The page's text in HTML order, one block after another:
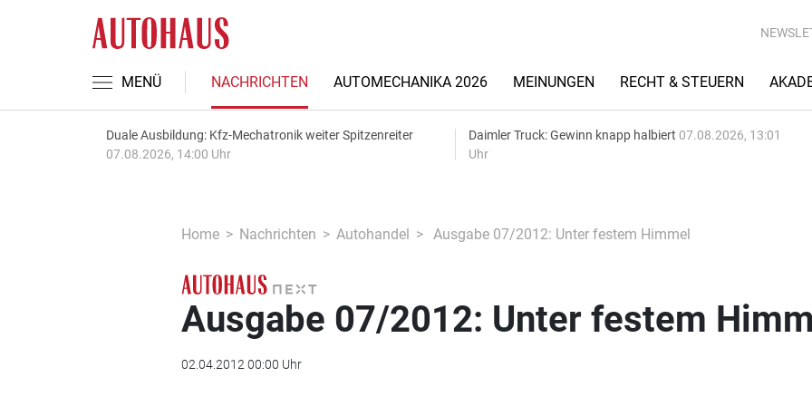
MENÜ NACHRICHTEN AUTOMECHANIKA 2026 MEINUNGEN RECHT & STEUERN
Duale Ausbildung: Kfz-Mechatronik weiter Spitzenreiter
07.08.2026, 14:00 Uhr
Daimler Truck: Gewinn knapp halbiert 07.08.2026, 13:01
Uhr
Home Nachrichten Autohandel Ausgabe 07/2012: Unter festem Himmel
Ausgabe 07/2012: Unter festem
02.04.2012 00:00 Uhr